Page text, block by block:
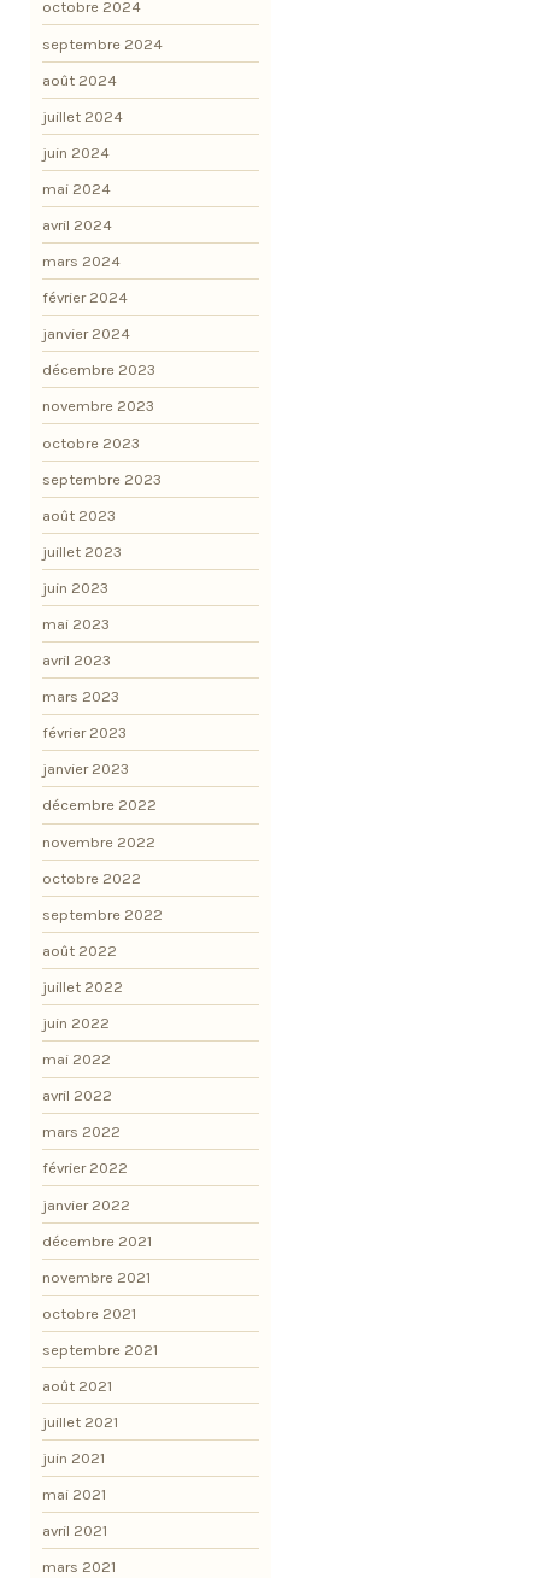
octobre 2024
septembre 2024
août 2024
juillet 2024
juin 2024
mai 2024
avril 2024
mars 2024
février 2024
janvier 2024
décembre 2023
novembre 2023
octobre 2023
septembre 2023
août 2023
juillet 2023
juin 2023
mai 2023
avril 2023
mars 2023
février 2023
janvier 2023
décembre 2022
novembre 2022
octobre 2022
septembre 2022
août 2022
juillet 2022
juin 2022
mai 2022
avril 2022
mars 2022
février 2022
janvier 2022
décembre 2021
novembre 2021
octobre 2021
septembre 2021
août 2021
juillet 2021
juin 2021
mai 2021
avril 2021
mars 2021